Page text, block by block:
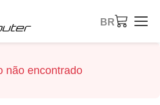
BR
não encontrado